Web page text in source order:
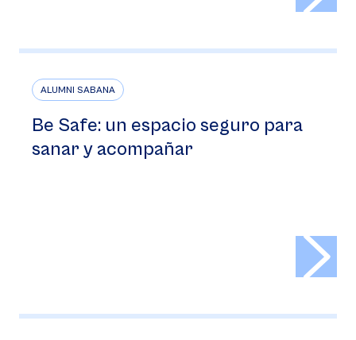
ALUMNI SABANA
Be Safe: un espacio seguro para
sanar y acompañar